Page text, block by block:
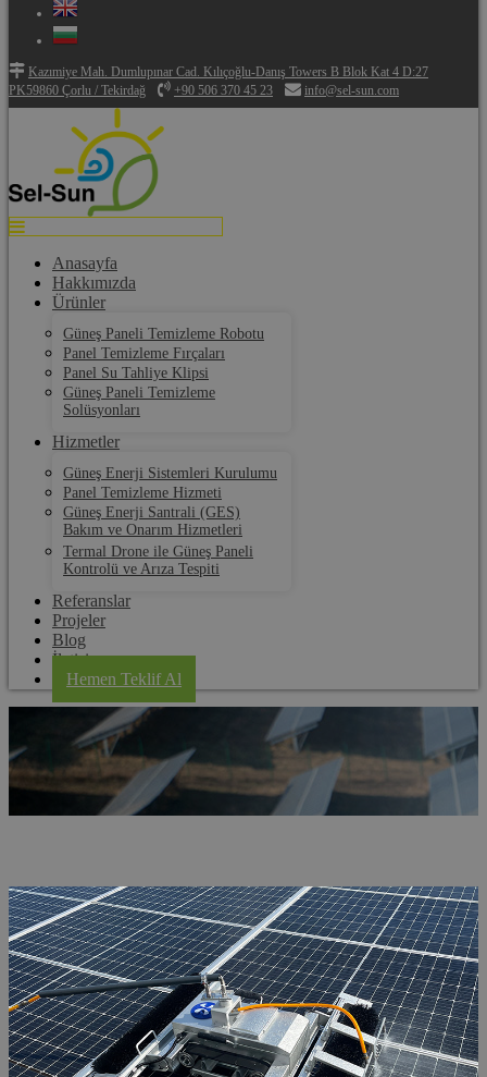
Kazımiye Mah. Dumlupınar Cad. Kılıçoğlu-Danış Towers B Blok Kat 4 D:27
PK59860 Çorlu / Tekirdağ
+90 506 370 45 23 info@sel-sun.com
Anasayfa
Hakkımızda
Ürünler
Güneş Paneli Temizleme Robotu
Panel Temizleme Fırçaları
Panel Su Tahliye Klipsi
Güneş Paneli Temizleme
Solüsyonları
Hizmetler
Güneş Enerji Sistemleri Kurulumu
Panel Temizleme Hizmeti
Güneş Enerji Santrali (GES)
Bakım ve Onarım Hizmetleri
Termal Drone ile Güneş Paneli
Kontrolü ve Arıza Tespiti
Referanslar
Projeler
Blog
İletişim
Hemen Teklif Al